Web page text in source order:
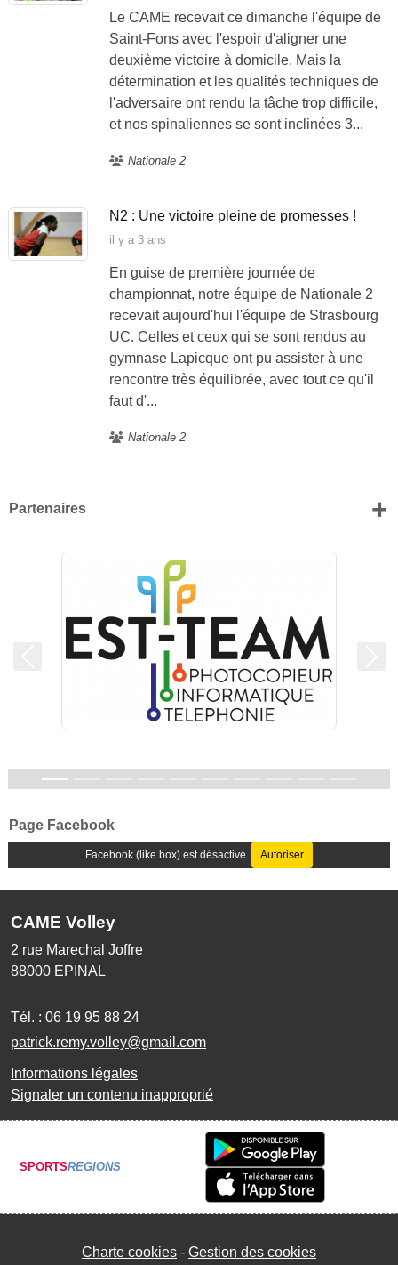
Le CAME recevait ce dimanche l'équipe de
Saint-Fons avec l'espoir d'aligner une
deuxième victoire à domicile. Mais la
détermination et les qualités techniques de
l'adversaire ont rendu la tâche trop difficile,
et nos spinaliennes se sont inclinées 3...
Nationale 2
N2 : Une victoire pleine de promesses !
il y a 3 ans
En guise de première journée de
championnat, notre équipe de Nationale 2
recevait aujourd'hui l'équipe de Strasbourg
UC. Celles et ceux qui se sont rendus au
gymnase Lapicque ont pu assister à une
rencontre très équilibrée, avec tout ce qu'il
faut d'...
Nationale 2
Partenaires +
Page Facebook
Facebook (like box) est désactivé. Autoriser
CAME Volley
2 rue Marechal Joffre
88000 EPINAL
Tél. : 06 19 95 88 24
patrick.remy.volley@gmail.com
Informations légales
Signaler un contenu inapproprié
SPORTSREGIONS
Charte cookies Gestion des cookies